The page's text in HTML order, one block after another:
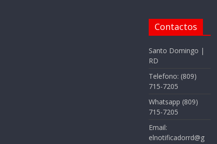
Contactos
Santo Domingo |
RD
Telefono: (809)
715-7205
Whatsapp (809)
715-7205
Email:
elnotificadorrd@g